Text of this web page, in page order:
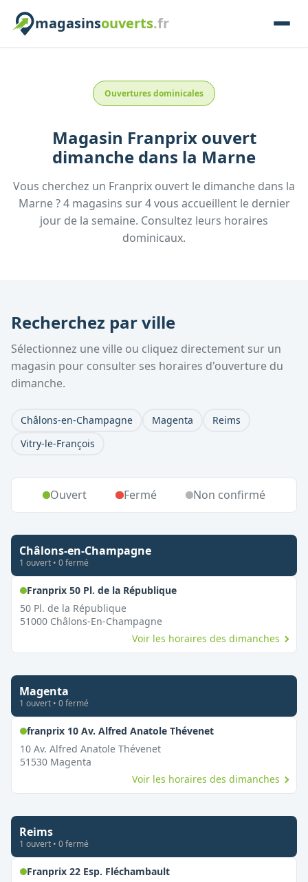
magasinsouverts.fr
Ouvertures dominicales
Magasin Franprixouvert
dimanche dans la Marne
Vous cherchez un Franprix ouvert le dimanche dans la
Marne?4 magasins sur 4 vous accueillentle dernier
jour de la semaine. Consultez leurs horaires
dominicaux.
Recherchez par ville
Sélectionnez une ville ou cliquez directement sur un
magasin pour consulter ses horaires d'ouverture du
dimanche.
Châlons-en-Champagne Magenta
Reims
Vitry-le-François
Ouvert Fermé Non confirmé
Châlons-en-Champagne
1 ouvert • 0fermé
Franprix 50 Pl. de la République,
50 Pl. de la République
51000 Châlons-En-Champagne
Voir les horaires des dimanches
Magenta
1 ouvert • 0fermé
franprix 10 Av. Alfred Anatole Thévenet,
10 Av. Alfred Anatole Thévenet
51530 Magenta
Voir les horaires des dimanches
Reims
1 ouvert • 0fermé
Franprix 22 Esp. Fléchambault,